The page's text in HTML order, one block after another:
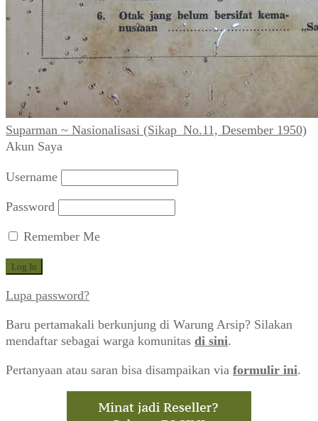
Suparman ~ Nasionalisasi (Sikap_No.11, Desember 1950)
Akun Saya
Username
Password
Remember Me
Lupa password?
Baru pertamakali berkunjung di Warung Arsip? Silakan
mendaftar sebagai warga komunitas di sini.
Pertanyaan atau saran bisa disampaikan via formulir ini.